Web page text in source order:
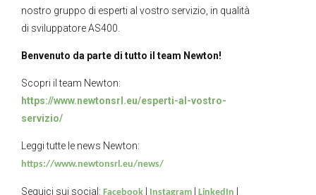
nostro gruppo di esperti al vostro servizio, in qualità
di sviluppatore AS400.
Benvenuto da parte di tutto il team Newton!
Scopri il team Newton:
https://www.newtonsrl.eu/esperti-al-vostro-
servizio/
Leggi tutte le news Newton:
https://www.newtonsrl.eu/news/
Seguici sui social: Facebook Instagram LinkedIn